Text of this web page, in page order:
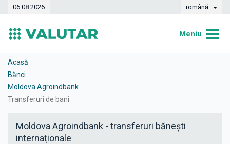
06.08.2026 română
Meniu
Dinamica
Acasă
Bănci
Moldova Agroindbank
Transferuri de bani
Moldova Agroindbank - transferuri bănești
internaționale